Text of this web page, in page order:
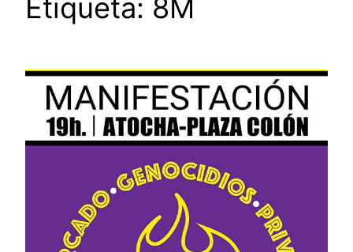
Etiqueta: 8M